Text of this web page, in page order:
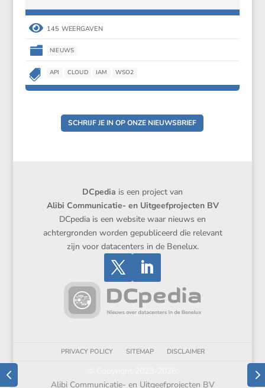
 145 WEERGAVEN
 NIEUWS
 API CLOUD IAM WSO2
SCHRIJF JE IN OP ONZE NIEUWSBRIEF
DCpedia is een project van
Alibi Communicatie- en Uitgeefprojecten BV
DCpedia is een website waar nieuws en
achtergronden worden gepubliceerd die relevant
zijn voor datacenters in de Benelux.
PRIVACY POLICY SITEMAP DISCLAIMER
Alibi Communicatie- en Uitgeefprojecten BV